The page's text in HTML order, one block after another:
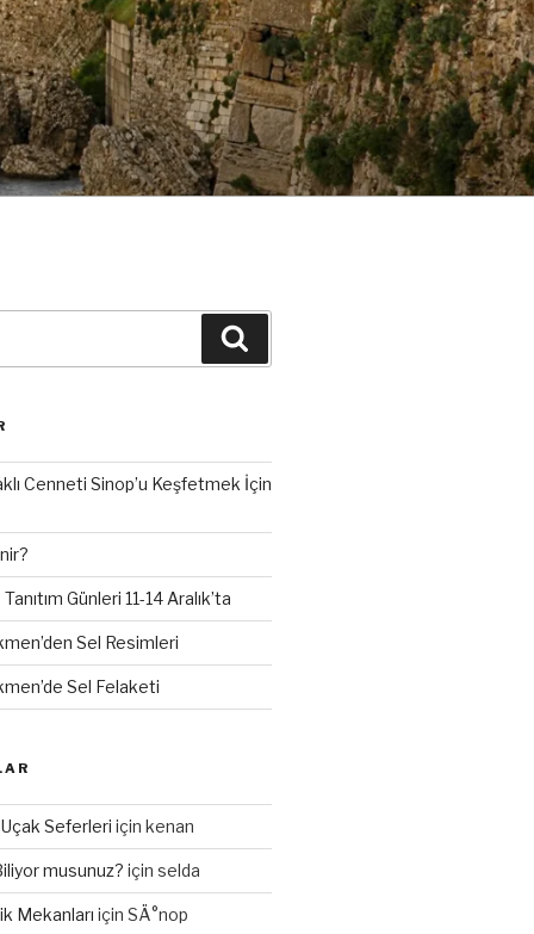
Cenneti Sinop’u Keşfetmek İçin
Günleri 11-14 Aralık’ta
Sel Resimleri
Sel Felaketi
Seferleri için kenan
musunuz? için selda
Mekanları için SÄ°nop